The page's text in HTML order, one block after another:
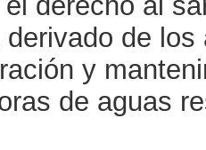
de
y
de aguas